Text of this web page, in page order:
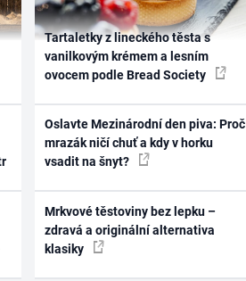
Tartaletky z lineckého těsta s
vanilkovým krémem a lesním
ovocem podle Bread Society
Oslavte Mezinárodní den piva: Proč
mrazák ničí chuť a kdy v horku
vsadit na šnyt?
Mrkvové těstoviny bez lepku –
zdravá a originální alternativa
klasiky